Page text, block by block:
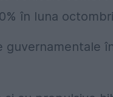
în luna